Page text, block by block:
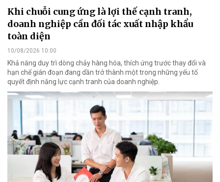
Khi chuỗi cung ứng là lợi thế cạnh tranh,
doanh nghiệp cần đối tác xuất nhập khẩu
toàn diện
10/08/2026 10:00
Khả năng duy trì dòng chảy hàng hóa, thích ứng trước thay đổi và
hạn chế gián đoạn đang dần trở thành một trong những yếu tố
quyết định năng lực cạnh tranh của doanh nghiệp.